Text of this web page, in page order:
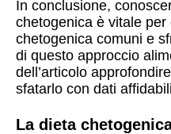
In conclusione,
chetogenica è vitale
chetogenica comuni e
di questo approccio
dell’articolo
sfatarlo con dati
La dieta